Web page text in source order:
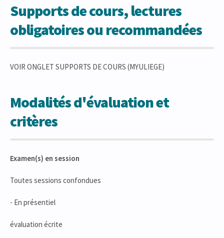
Supports de cours, lectures
obligatoires ou recommandées
VOIR ONGLET SUPPORTS DE COURS (MYULIEGE)
Modalités d'évaluation et
critères
Examen(s) en session
Toutes sessions confondues
- En présentiel
évaluation écrite